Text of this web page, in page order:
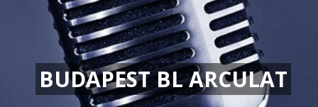
BUDAPEST BL ARCULAT